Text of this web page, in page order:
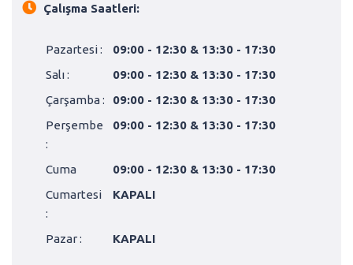
Çalışma Saatleri:
Pazartesi :
09:00 - 12:30 & 13:30 - 17:30
Salı :
09:00 - 12:30 & 13:30 - 17:30
Çarşamba :
09:00 - 12:30 & 13:30 - 17:30
Perşembe
:
09:00 - 12:30 & 13:30 - 17:30
Cuma
09:00 - 12:30 & 13:30 - 17:30
Cumartesi
:
KAPALI
Pazar : KAPALI